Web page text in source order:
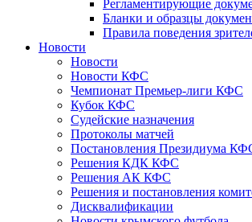
Регламентирующие
Бланки и образцы
Правила поведения
Новости
Новости
Новости КФС
Чемпионат Премьер-лиги КФС
Кубок КФС
Судейские назначения
Протоколы матчей
Постановления Президиума
Решения КДК КФС
Решения АК КФС
Решения и постановления
Дисквалификации